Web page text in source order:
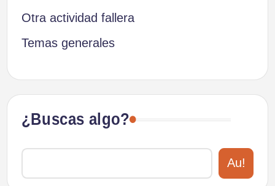
Otra actividad fallera
Temas generales
¿Buscas algo?
Au!